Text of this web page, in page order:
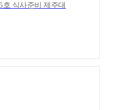
호 식사준비 제주대